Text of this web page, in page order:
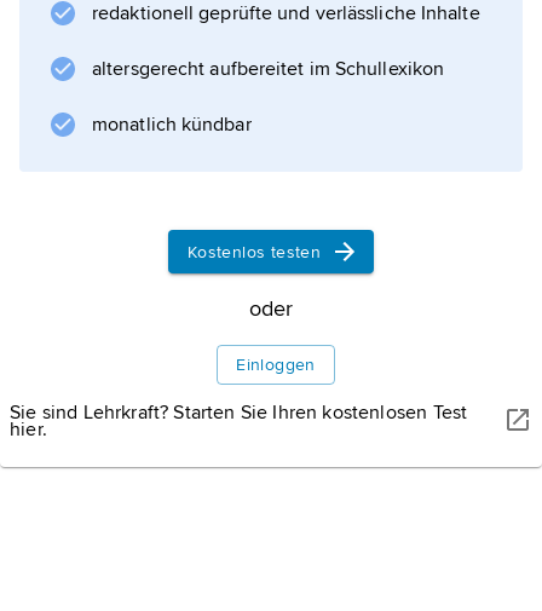
redaktionell geprüfte und verlässliche Inhalte
altersgerecht aufbereitet im Schullexikon
monatlich kündbar
Kostenlos testen
oder
Einloggen
Sie sind Lehrkraft? Starten Sie Ihren kostenlosen Test
hier.